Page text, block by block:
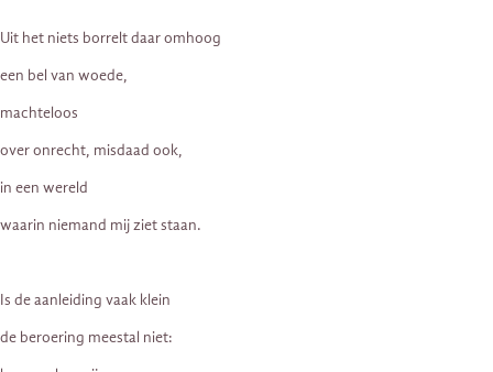
Uit het niets borrelt daar omhoog
een bel van woede,
machteloos
over onrecht, misdaad ook,
in een wereld
waarin niemand mij ziet staan.
Is de aanleiding vaak klein
de beroering meestal niet: